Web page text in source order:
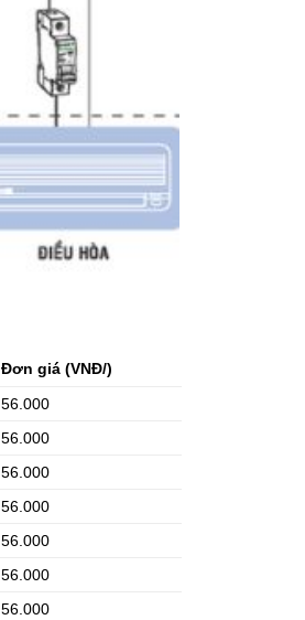
Đơn giá (VNĐ/)
56.000
56.000
56.000
56.000
56.000
56.000
56.000